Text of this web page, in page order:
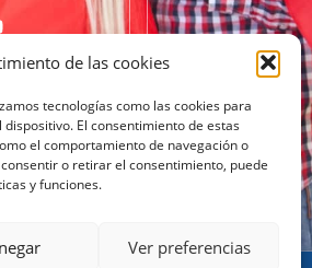
de las cookies
tecnologías como las cookies para
El consentimiento de estas
el comportamiento de navegación o
o retirar el consentimiento, puede
y funciones.
Ver preferencias